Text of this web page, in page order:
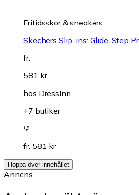
Fritidsskor & sneakers
Skechers Slip-ins: Glide-Step
fr.
581 kr
hos DressInn
+7 butiker
fr. 581 kr
Hoppa över innehållet
Annons